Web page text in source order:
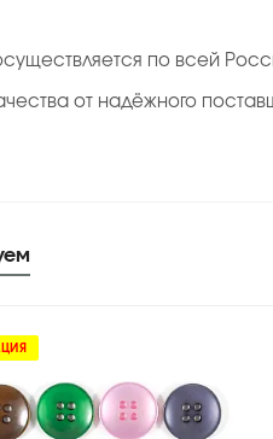
по всей
от надёжного